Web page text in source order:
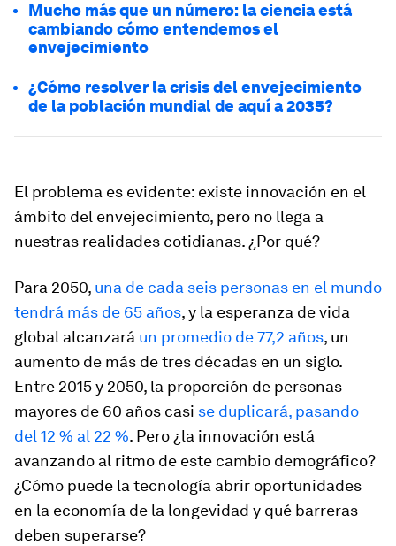
Mucho más que un número: la ciencia está
cambiando cómo entendemos el
envejecimiento
¿Cómo resolver la crisis del envejecimiento
de la población mundial de aquí a 2035?
El problema es evidente: existe innovación en el
ámbito del envejecimiento, pero no llega a
nuestras realidades cotidianas. ¿Por qué?
Para 2050, una de cada seis personas en el mundo
tendrá más de 65 años, y la esperanza de vida
global alcanzará un promedio de 77,2 años, un
aumento de más de tres décadas en un siglo.
Entre 2015 y 2050, la proporción de personas
mayores de 60 años casi se duplicará, pasando
del 12 % al 22 %. Pero ¿la innovación está
avanzando al ritmo de este cambio demográfico?
¿Cómo puede la tecnología abrir oportunidades
en la economía de la longevidad y qué barreras
deben superarse?